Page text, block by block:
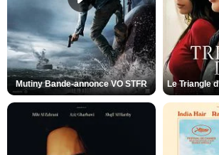
Mutiny Bande-annonce VO STFR Le Triangle